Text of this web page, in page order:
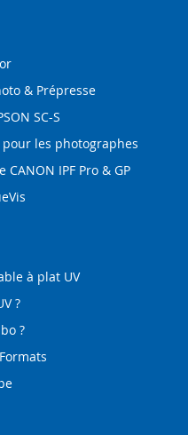
& Prépresse
SC-S
pour les photographes
IPF Pro & GP
à plat UV
?
?